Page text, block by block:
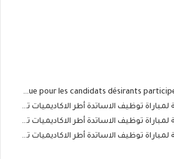
أطر الاكاديميات تخصص اللغة الانجليزية 2016/2017/2018/2019/2020/2021
أطر الاكاديميات تخصص اللغة الفرنسية 2016/2017/2018/2019/2020/2021
أطر الاكاديميات تخصص اللغة العربية 2016/2017/2018/2019/2020/2021